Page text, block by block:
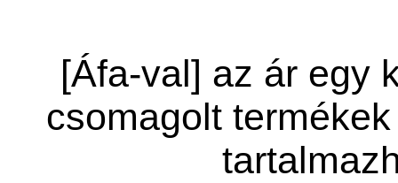
[Áfa-val] az ár egy
csomagolt